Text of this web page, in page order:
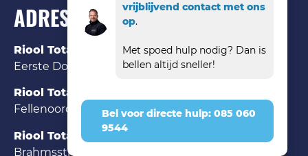
ADRES
Riool Totaal Service Den Bosch
Eerste Donk 121 ‘s-Hertogenbosch, 5233 HK
Riool Totaal Service Eindhoven
Fellenoord 35 Eindhoven, 5612 AA
Riool Totaal Service Tilburg
Brahmsstraat 84 Tilburg, 5011 DC
vrijblijvend contact met ons
op.
Met spoed hulp nodig? Dan is
bellen altijd sneller!
Bel voor directe hulp: 085 060
9544